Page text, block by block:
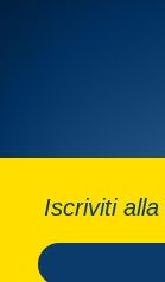
Iscriviti alla